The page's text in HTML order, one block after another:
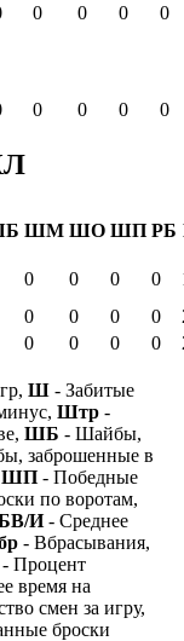
0 0 0
0
0 0 0 0
ШМ ШО ШП РБ
0 0 0 0
0 0 0 0
0 0 0 0
Ш - Забитые
Штр -
ШБ - Шайбы,
заброшенные в
ШП - Победные
по воротам,
И- Среднее
- Вбрасывания,
- Процент
время на
смен за игру,
броски